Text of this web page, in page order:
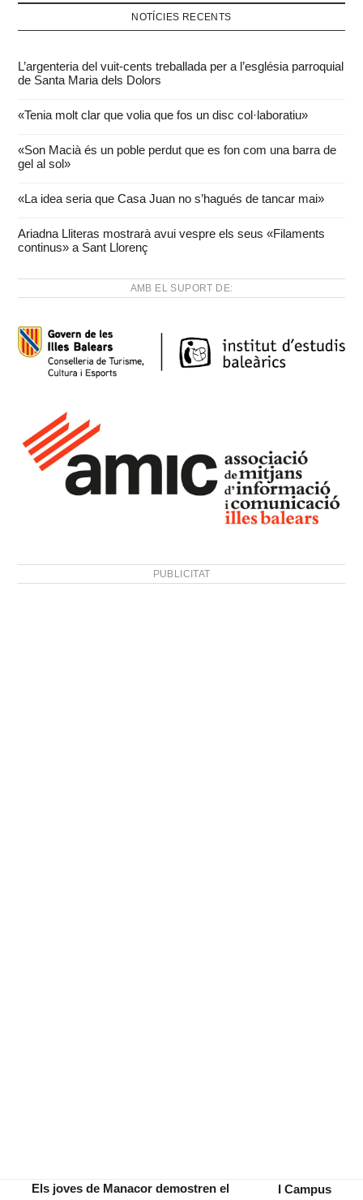
NOTÍCIES RECENTS
L’argenteria del vuit-cents treballada per a l’església parroquial
de Santa Maria dels Dolors
«Tenia molt clar que volia que fos un disc col·laboratiu»
«Son Macià és un poble perdut que es fon com una barra de
gel al sol»
«La idea seria que Casa Juan no s’hagués de tancar mai»
Ariadna Lliteras mostrarà avui vespre els seus «Filaments
continus» a Sant Llorenç
AMB EL SUPORT DE:
PUBLICITAT
Els joves de Manacor demostren el
I Campus